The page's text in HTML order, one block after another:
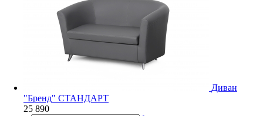
Диван
"Бренд" СТАНДАРТ
25 890